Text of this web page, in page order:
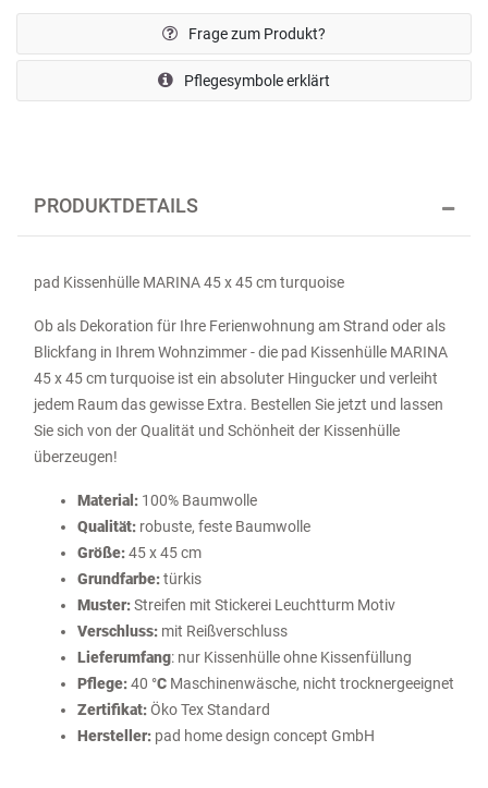
Frage zum Produkt?
Pflegesymbole erklärt
PRODUKTDETAILS
pad Kissenhülle MARINA 45 x 45 cm turquoise
Ob als Dekoration für Ihre Ferienwohnung am Strand oder als
Blickfang in Ihrem Wohnzimmer - die pad Kissenhülle MARINA
45 x 45 cm turquoise ist ein absoluter Hingucker und verleiht
jedem Raum das gewisse Extra. Bestellen Sie jetzt und lassen
Sie sich von der Qualität und Schönheit der Kissenhülle
überzeugen!
Material: 100% Baumwolle
Qualität: robuste, feste Baumwolle
Größe:45 x 45 cm
Grundfarbe:türkis
Muster:Streifen mit Stickerei Leuchtturm Motiv
Verschluss: mit Reißverschluss
Lieferumfang: nur Kissenhülle ohne Kissenfüllung
Pflege:40 °C Maschinenwäsche, nicht trocknergeeignet
Zertifikat:Öko Tex Standard
Hersteller: pad home design concept GmbH